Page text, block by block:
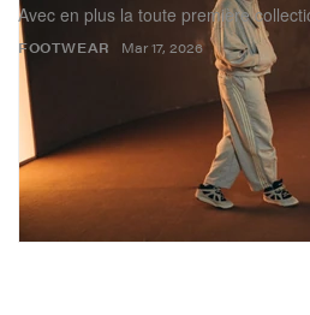
FOOTWEAR
Avec en plus la toute première
Mar 17, 2026